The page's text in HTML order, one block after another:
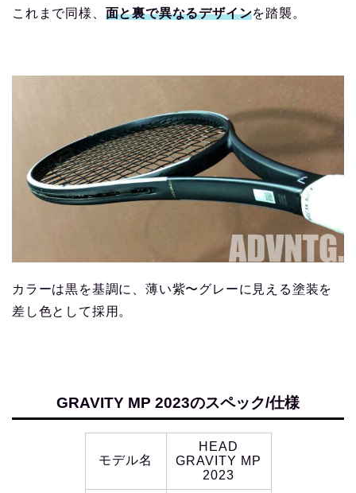
これまで同様、 面と裏で異なるデザインを踏襲。
カラーは黒を基調に、薄い紫〜グレーに見える塗装を
差し色として採用。
GRAVITY MP 2023のスペック/仕様
モデル名
HEAD
GRAVITY MP
2023